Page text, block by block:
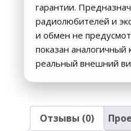
гарантии.
радиолюбителей и
и обмен не
показан
реальный внешний
Отзывы (0)